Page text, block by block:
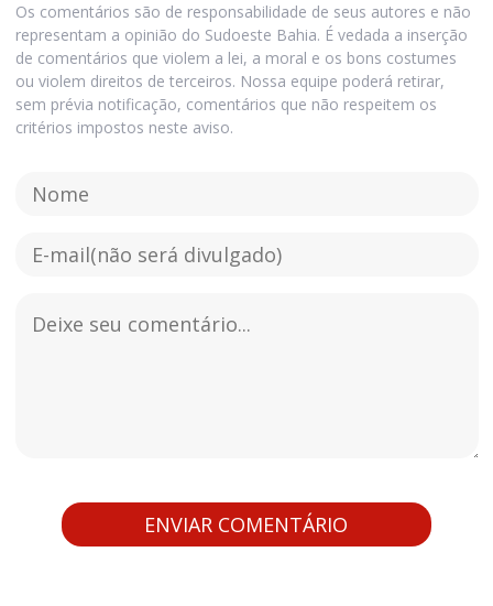
Os comentários são de responsabilidade de seus autores e não
representam a opinião do Sudoeste Bahia. É vedada a inserção
de comentários que violem a lei, a moral e os bons costumes
ou violem direitos de terceiros. Nossa equipe poderá retirar,
sem prévia notificação, comentários que não respeitem os
critérios impostos neste aviso.